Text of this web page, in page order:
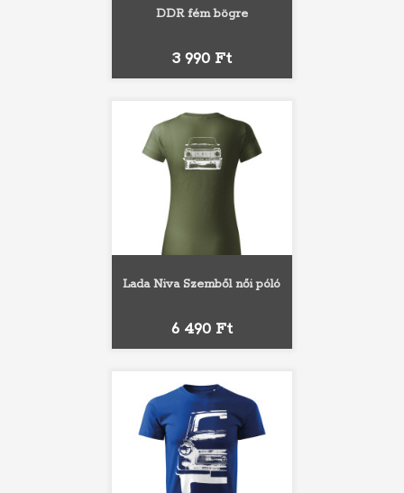
DDR fém bögre
Ár
3 990 Ft
Lada Niva Szemből női póló
Ár
6 490 Ft